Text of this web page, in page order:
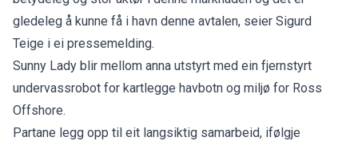
gledeleg å kunne få i havn denne avtalen, seier Sigurd
Teige i ei pressemelding.
Sunny Lady blir mellom anna utstyrt med ein fjernstyrt
undervassrobot for kartlegge havbotn og miljø for Ross
Offshore.
Partane legg opp til eit langsiktig samarbeid, ifølgje